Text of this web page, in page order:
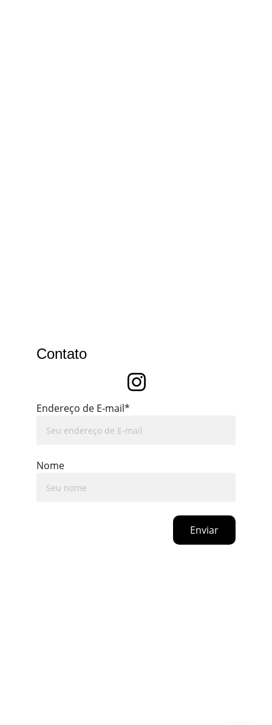
Contato
Endereço de E-mail*
Nome
Enviar